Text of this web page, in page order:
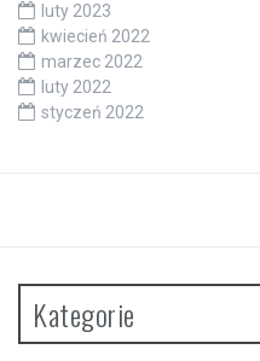
luty 2023
kwiecień 2022
marzec 2022
luty 2022
styczeń 2022
Kategorie